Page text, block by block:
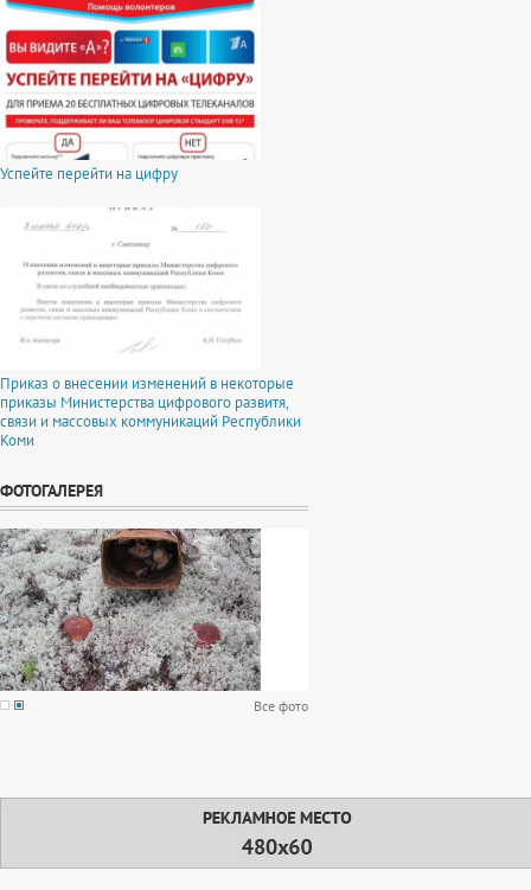
Успейте перейти на цифру
Приказ о внесении изменений в некоторые
приказы Министерства цифрового развитя,
связи и массовых коммуникаций Республики
Коми
ФОТОГАЛЕРЕЯ
Все фото